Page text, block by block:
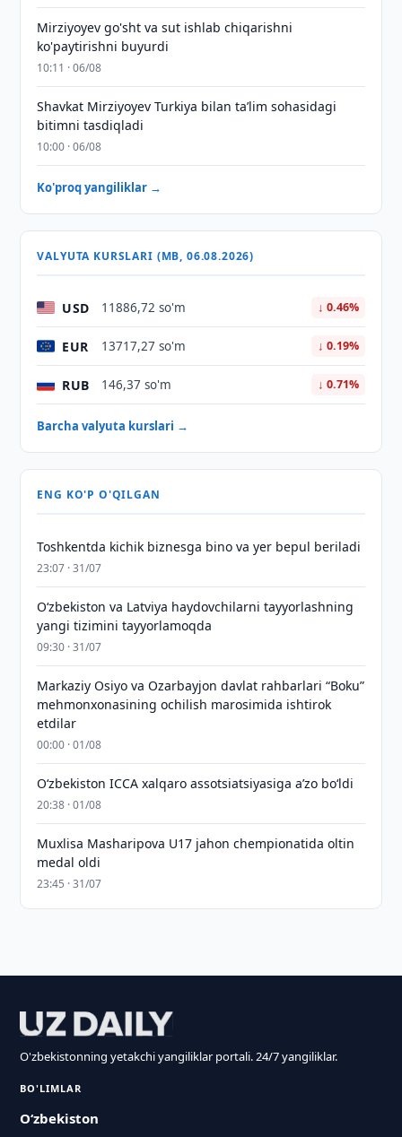
Mirziyoyev go'sht va sut ishlab chiqarishni
ko'paytirishni buyurdi
10:11 · 06/08
Shavkat Mirziyoyev Turkiya bilan taʼlim sohasidagi
bitimni tasdiqladi
10:00 · 06/08
Ko'proq yangiliklar →
VALYUTA KURSLARI (MB, 06.08.2026)
USD 11886,72 so'm ↓ 0.46%
EUR 13717,27 so'm ↓ 0.19%
RUB 146,37 so'm ↓ 0.71%
Barcha valyuta kurslari →
ENG KO'P O'QILGAN
Toshkentda kichik biznesga bino va yer bepul beriladi
23:07 · 31/07
Oʻzbekiston va Latviya haydovchilarni tayyorlashning
yangi tizimini tayyorlamoqda
09:30 · 31/07
Markaziy Osiyo va Ozarbayjon davlat rahbarlari “Boku”
mehmonxonasining ochilish marosimida ishtirok
etdilar
00:00 · 01/08
O‘zbekiston ICCA xalqaro assotsiatsiyasiga aʼzo bo‘ldi
20:38 · 01/08
Muxlisa Masharipova U17 jahon chempionatida oltin
medal oldi
23:45 · 31/07
O'zbekistonning yetakchi yangiliklar portali. 24/7 yangiliklar.
BO'LIMLAR
O‘zbekiston